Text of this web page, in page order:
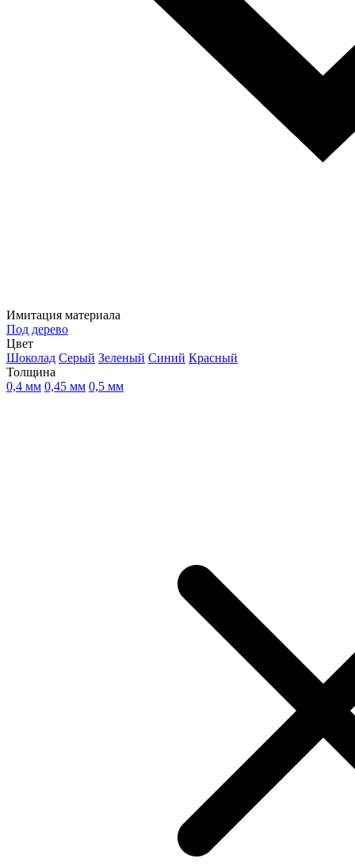
Имитация материала
Под дерево
Цвет
Шоколад Серый Зеленый Синий Красный
Толщина
0,4 мм 0,45 мм 0,5 мм